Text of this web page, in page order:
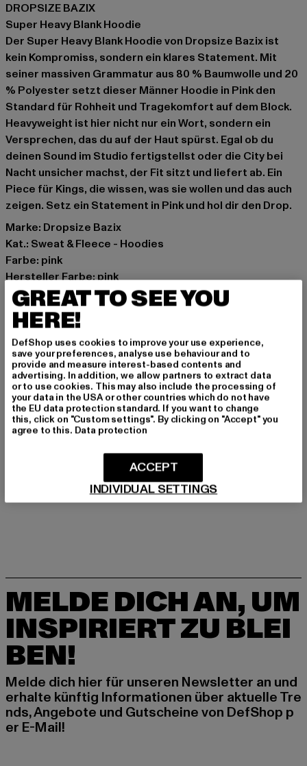
DROPSIZE BAZIX
Super Heavy Blank Hoodie
Der Super Heavy Blank Hoodie von Dropsize Bazix ist
kein Kompromiss, sondern ein klares Statement. Mit
seiner massiven Grammatur aus 80 % Baumwolle und 20
% Polyester setzt dieser Männer Hoodie in Pink den
Standard für Rohheit und Tragekomfort auf dem Block.
Heavyweight ist hier nicht nur ein Wort, sondern ein
Versprechen, das du auf der Haut spürst. Egal ob du
deinen Sound im Studio fertigstellst oder die City bei
Nacht unsicher machst, der Fit sitzt und liefert ab. Ein
Piece für Kings, die wissen, was sie wollen und das auch
zeigen. Setz ein Statement in Pink und hol dir den Drop.
Marke: Dropsize Bazix
Kat.: Sweat & Fleece - Hoodies
Farbe: pink
Hersteller Farbe: pink
Materialzusammensetzung: 80% Baumwolle, 20%
Polyester
Art.Nr: BRHD003PNK-00185
Hersteller: Dropsize GmbH |management@dropsize.de
Motzener Straße 6 | 12277 Berlin | DE
GRÖSSE & PASSFORM
PFLEGEHINWEISE
LIEFERUNG & RÜCKGABE
MELDE DICH AN, UM
INSPIRIERT ZU BLEI
BEN!
Melde dich hier für unseren Newsletter an und
erhalte künftig Informationen über aktuelle Tre
nds, Angebote und Gutscheine von DefShop p
er E-Mail!
GREAT TO SEE YOU
HERE!
DefShop uses cookies to improve your use experience,
save your preferences, analyse use behaviour and to
provide and measure interest-based contents and
advertising. In addition, we allow partners to extract data
or to use cookies. This may also include the processing of
your data in the USA or other countries which do not have
the EU data protection standard. If you want to change
this, click on "Custom settings". By clicking on "Accept" you
agree to this. Data protection
INDIVIDUAL SETTINGS
ACCEPT